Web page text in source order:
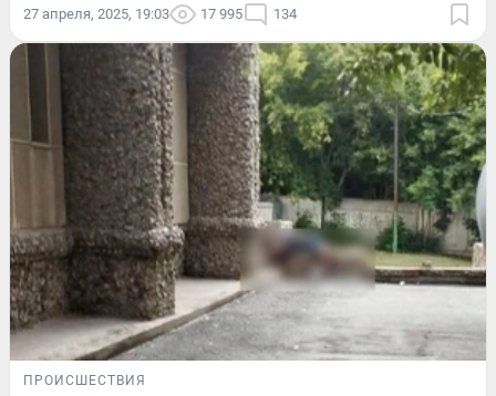
27 апреля, 2025, 19:03 17 995 134
ПРОИСШЕСТВИЯ